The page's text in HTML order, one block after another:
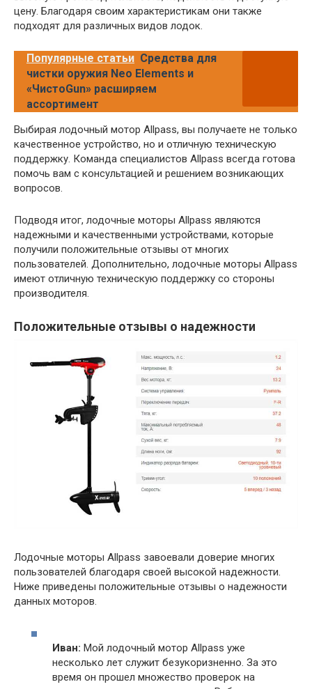
цену. Благодаря своим характеристикам они также
подходят для различных видов лодок.
Популярные статьи Средства для
чистки оружия Neo Elements и
«ЧистоGun» расширяем
ассортимент
Выбирая лодочный мотор Allpass, вы получаете не только
качественное устройство, но и отличную техническую
поддержку. Команда специалистов Allpass всегда готова
помочь вам с консультацией и решением возникающих
вопросов.
Подводя итог, лодочные моторы Allpass являются
надежными и качественными устройствами, которые
получили положительные отзывы от многих
пользователей. Дополнительно, лодочные моторы Allpass
имеют отличную техническую поддержку со стороны
производителя.
Положительные отзывы о надежности
Лодочные моторы Allpass завоевали доверие многих
пользователей благодаря своей высокой надежности.
Ниже приведены положительные отзывы о надежности
данных моторов.
Иван: Мой лодочный мотор Allpass уже
несколько лет служит безукоризненно. За это
время он прошел множество проверок на